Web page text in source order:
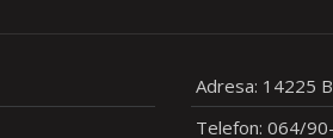
Adresa: 14225
Telefon: 064/